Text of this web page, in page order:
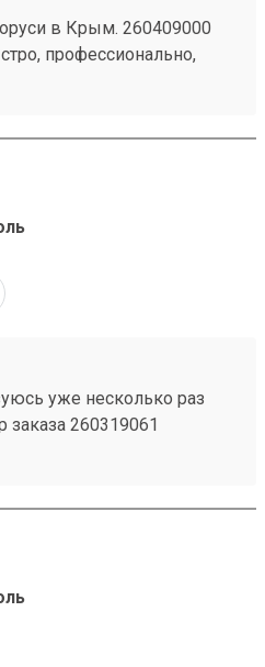
в Крым. 260409000
профессионально,
уже несколько раз
заказа 260319061